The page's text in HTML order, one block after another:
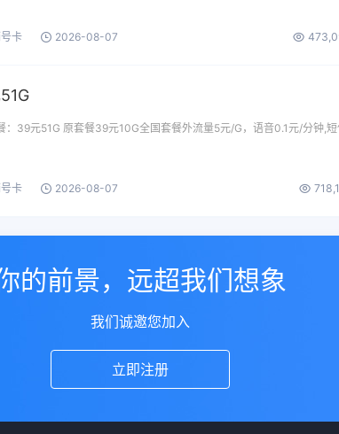
卡 2026-08-07
：39元51G 原套餐39元10G全国套餐外流量5元/G，语音0.1元/分钟,
卡 2026-08-07
的前景，远超我们想象
我们诚邀您加入
立即注册